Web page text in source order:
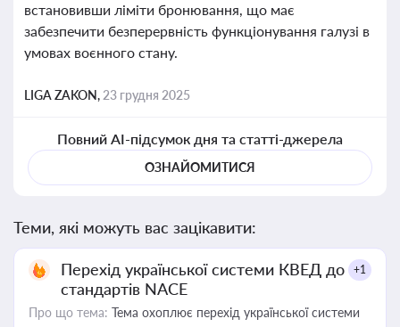
встановивши ліміти бронювання, що має
забезпечити безперервність функціонування галузі в
умовах воєнного стану.
LIGA ZAKON, 23 грудня 2025
Повний AI-підсумок дня та статті-джерела
ОЗНАЙОМИТИСЯ
Теми, які можуть вас зацікавити:
Перехід української системи КВЕД до
стандартів NACE
+1
Про що тема: Тема охоплює перехід української системи